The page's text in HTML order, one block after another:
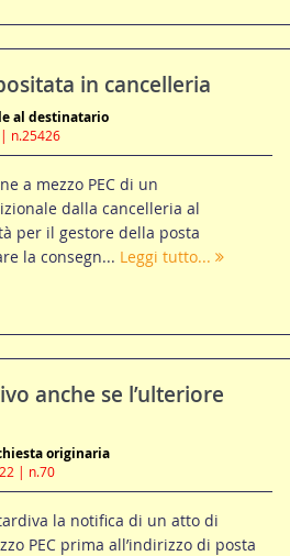
in cancelleria
al destinatario
| n.25426
a mezzo PEC di un
dalla cancelleria al
per il gestore della posta
la consegn... Leggi tutto...
anche se l’ulteriore
originaria
| n.70
la notifica di un atto di
PEC prima all’indirizzo di posta